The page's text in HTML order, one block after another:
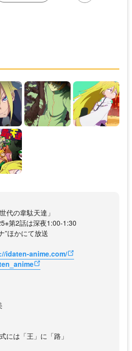
代の韋駄天達」
第2話は深夜1:00-1:30
”ほかにて放送
idaten-anime.com/
には「王」に「路」